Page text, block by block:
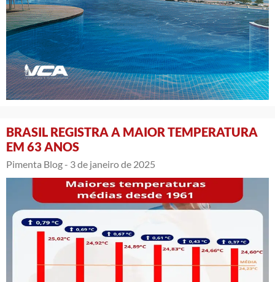
BRASIL REGISTRA A MAIOR TEMPERATURA
EM 63 ANOS
Pimenta Blog - 3 de janeiro de 2025